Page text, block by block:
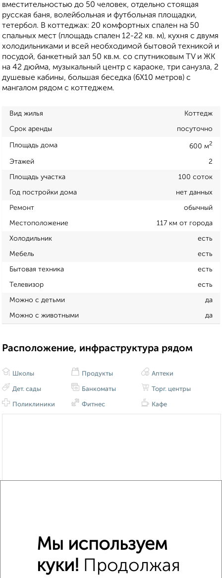
вместительностью до 50 человек, отдельно стоящая
русская баня, волейбольная и футбольная площадки,
тетербол. В коттеджах: 20 комфортных спален на 50
спальных мест (площадь спален 12-22 кв. м), кухня с двумя
холодильниками и всей необходимой бытовой техникой и
посудой, банкетный зал 50 кв.м. со спутниковым TV и ЖК
на 42 дюйма, музыкальный центр с караоке, три санузла, 2
душевые кабины, большая беседка (6Х10 метров) с
мангалом рядом с коттеджем.
Вид жилья Коттедж
Срок аренды посуточно
Площадь дома 600 м2
Этажей 2
Площадь участка 100 соток
Год постройки дома нет данных
Ремонт обычный
Местоположение 117 км от города
Холодильник есть
Мебель есть
Бытовая техника есть
Телевизор есть
Можно с детьми да
Можно с животными да
Расположение, инфраструктура рядом
Школы
Дет. сады
Поликлиники
Продукты
Банкоматы
Фитнес
Аптеки
Торг. центры
Кафе
Мы используем
куки! Продолжая